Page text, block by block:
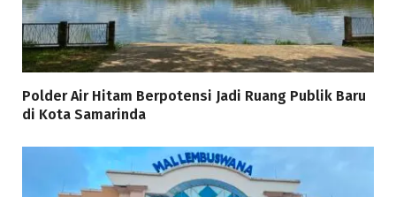
Polder Air Hitam Berpotensi Jadi Ruang Publik Baru
di Kota Samarinda